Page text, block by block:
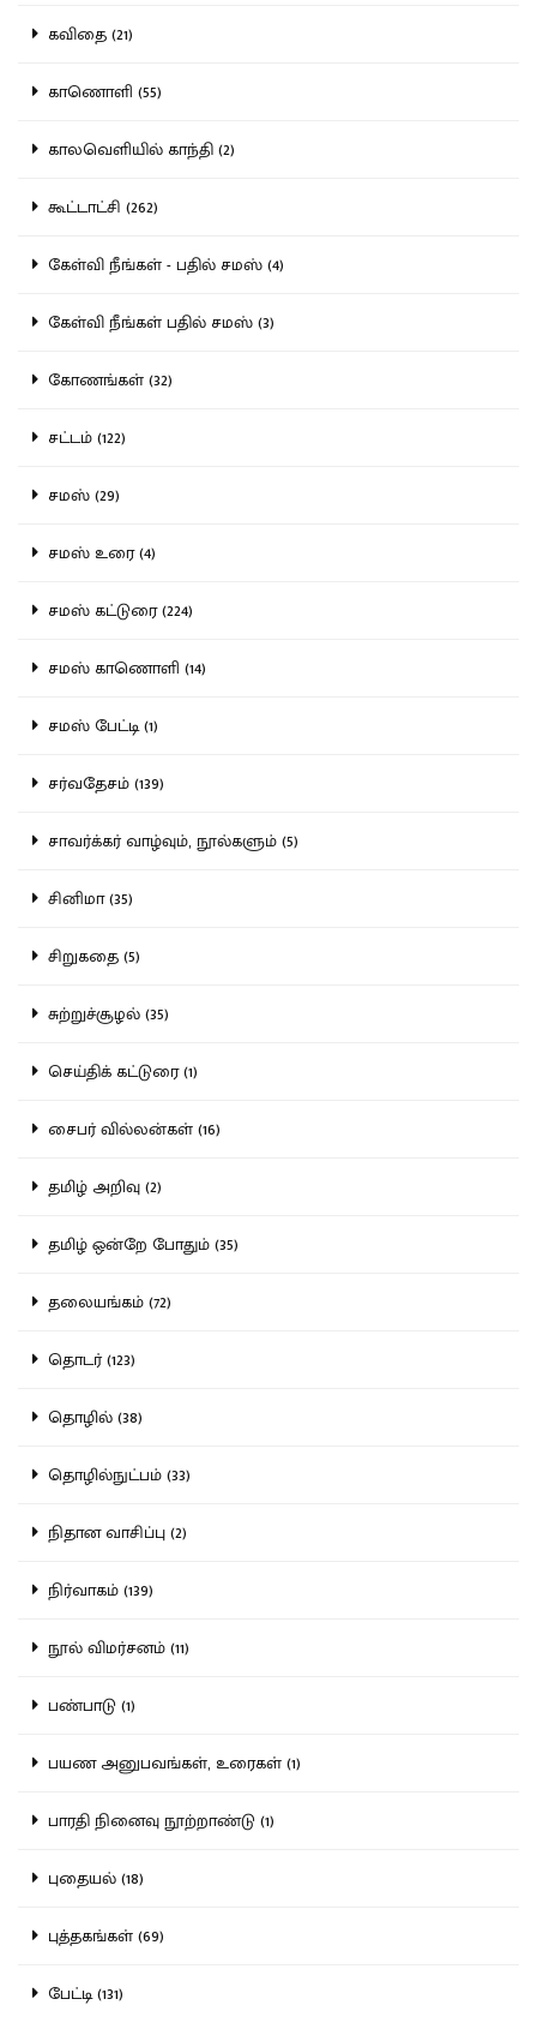
கவிதை (21)
காணொளி (55)
காலவெளியில் காந்தி (2)
கூட்டாட்சி (262)
கேள்வி நீங்கள் - பதில் சமஸ் (4)
கேள்வி நீங்கள் பதில் சமஸ் (3)
கோணங்கள் (32)
சட்டம் (122)
சமஸ் (29)
சமஸ் உரை (4)
சமஸ் கட்டுரை (224)
சமஸ் காணொளி (14)
சமஸ் பேட்டி (1)
சர்வதேசம் (139)
சாவர்க்கர் வாழ்வும், நூல்களும் (5)
சினிமா (35)
சிறுகதை (5)
சுற்றுச்சூழல் (35)
செய்திக் கட்டுரை (1)
சைபர் வில்லன்கள் (16)
தமிழ் அறிவு (2)
தமிழ் ஒன்றே போதும் (35)
தலையங்கம் (72)
தொடர் (123)
தொழில் (38)
தொழில்நுட்பம் (33)
நிதான வாசிப்பு (2)
நிர்வாகம் (139)
நூல் விமர்சனம் (11)
பண்பாடு (1)
பயண அனுபவங்கள், உரைகள் (1)
பாரதி நினைவு நூற்றாண்டு (1)
புதையல் (18)
புத்தகங்கள் (69)
பேட்டி (131)